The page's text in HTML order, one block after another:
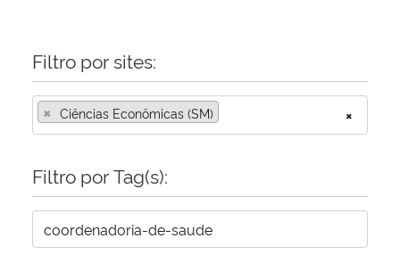
Ministério do Turismo
Ministério do Desenvolvimento Regional
Controladoria-Geral da União
Filtro por sites:
×
× Ciências Econômicas (SM)
Filtro por Tag(s):